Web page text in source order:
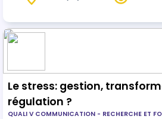
si possible H24 ! • Nous vous proposons de
prendre du recul, pour gagner en
m…
Le stress: gestion,
régulation ?
QUALI V COMMUNICATION - RECHERCHE ET